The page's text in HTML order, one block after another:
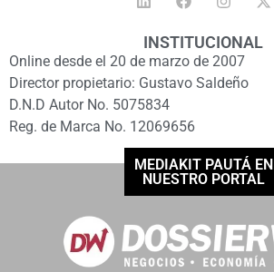
INSTITUCIONAL
Online desde el 20 de marzo de 2007
Director propietario: Gustavo Saldeño
D.N.D Autor No. 5075834
Reg. de Marca No. 12069656
MEDIAKIT PAUTÁ EN
NUESTRO PORTAL